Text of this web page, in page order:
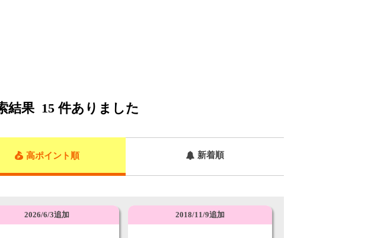
結果 15 件ありました
高ポイント順 新着順
2026/6/3追加 2018/11/9追加